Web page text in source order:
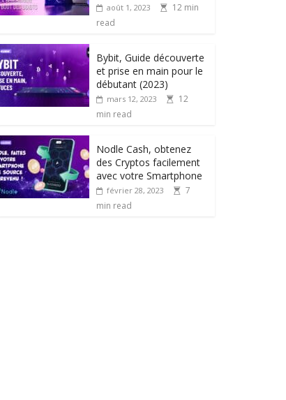
août 1, 2023
12 min
read
Bybit, Guide découverte
et prise en main pour le
débutant (2023)
mars 12, 2023
12
min read
Nodle Cash, obtenez
des Cryptos facilement
avec votre Smartphone
février 28, 2023
7
min read